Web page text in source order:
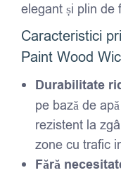
elegant și plin de
Caracteristici
Paint Wood
Durabilitate
pe bază de
rezistent la
zone cu trafic
Fără